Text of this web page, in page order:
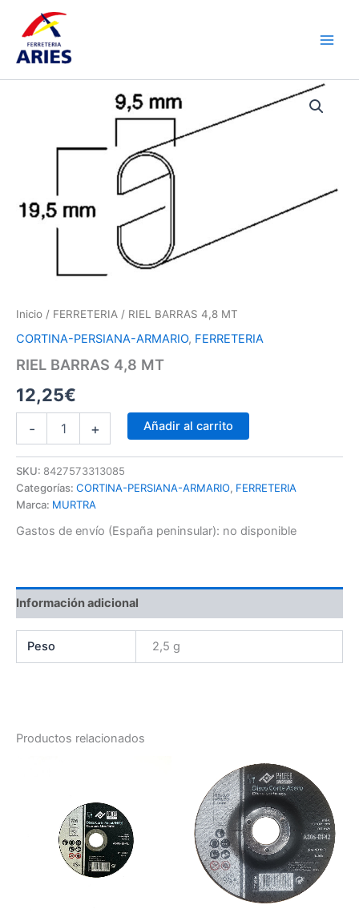
contenido
Inicio / FERRETERIA / RIEL BARRAS 4,8 MT
CORTINA-PERSIANA-ARMARIO, FERRETERIA
RIEL BARRAS 4,8 MT
12,25€
-
cantidad
+ Añadir al carrito
SKU: 8427573313085
Categorías: CORTINA-PERSIANA-ARMARIO, FERRETERIA
Marca: MURTRA
Gastos de envío (España peninsular): no disponible
Información adicional
Peso 2,5 g
Productos relacionados